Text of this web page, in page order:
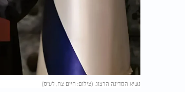
נשיא המדינה הרצוג. (צילום: חיים צח, לע"מ)